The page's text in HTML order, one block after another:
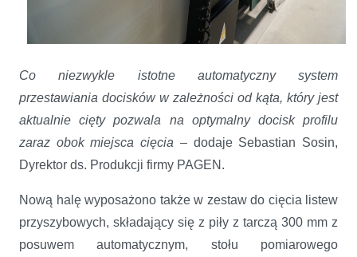
Co niezwykle istotne automatyczny system
przestawiania docisków w zależności od kąta, który jest
aktualnie cięty pozwala na optymalny docisk profilu
zaraz obok miejsca cięcia – dodaje Sebastian Sosin,
Dyrektor ds. Produkcji firmy PAGEN.
Nową halę wyposażono także w zestaw do cięcia listew
przyszybowych, składający się z piły z tarczą 300 mm z
posuwem automatycznym, stołu pomiarowego